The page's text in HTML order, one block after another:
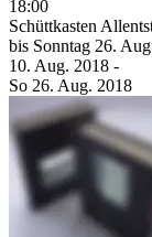
18:00
Schüttkasten
bis Sonntag 26.
10. Aug. 2018 -
So 26. Aug. 2018